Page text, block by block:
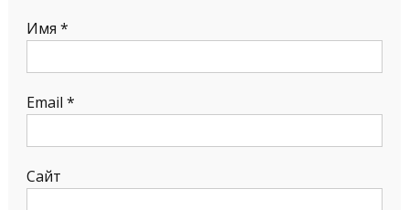
Имя *
Email *
Сайт